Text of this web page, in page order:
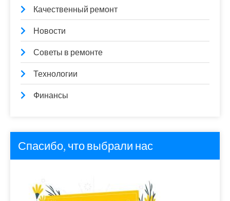
Качественный ремонт
Новости
Советы в ремонте
Технологии
Финансы
Спасибо, что выбрали нас